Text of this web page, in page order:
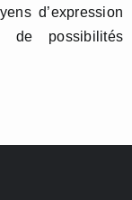
d’expression
de possibilités